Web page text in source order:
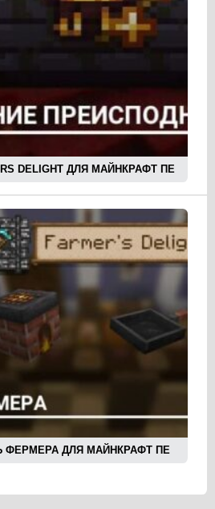
DELIGHT ДЛЯ МАЙНКРАФТ ПЕ
ФЕРМЕРА ДЛЯ МАЙНКРАФТ ПЕ